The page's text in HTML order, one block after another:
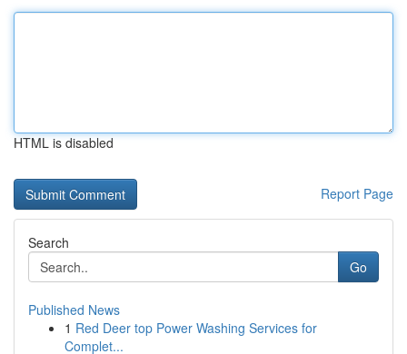
HTML is disabled
Report Page
Search
Go
Published News
1 Red Deer top Power Washing Services for
Complet...